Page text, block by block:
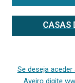
CASAS
Se deseja
Aveiro digite